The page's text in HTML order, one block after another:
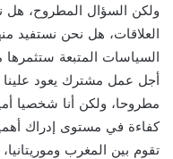
ولكن السؤال المطروح،
العلاقات، هل نحن نستفيد
السياسات المتبعة ستثمرها
أجل عمل مشترك يعود علينا
مطروحا، ولكن أنا شخصيا
كفاءة في مستوى إدراك
تقوم بين المغرب